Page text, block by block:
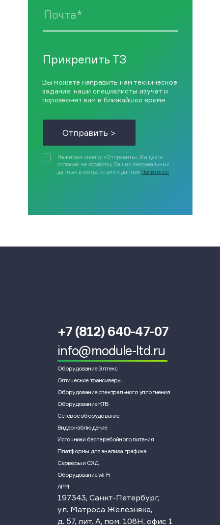
Прикрепить ТЗ
Вы можете направить нам техническое
задание, наши специалисты изучат и
перезвонят вам в ближайшее время.
Отправить >
Нажимая кнопку «Отправить», Вы даете
согласие на обработку Ваших персональных
данных в соответствии с данной Политикой
+7 (812) 640-47-07
info@module-ltd.ru
Оборудование Элтекс
Оптические трансиверы
Оборудование спектрального уплотнения
Оборудование КТВ
Сетевое оборудование
Видеонаблюдение
Источники бесперебойного питания
Платформы для анализа трафика
Серверы и СХД
Оборудование Wi-Fi
АРМ
197343, Санкт-Петербург,
ул. Матроса Железняка,
д. 57, лит. А, пом. 108Н, офис 1